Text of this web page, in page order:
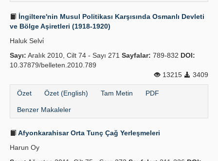
İngiltere'nin Musul Politikası Karşısında Osmanlı Devleti
ve Bölge Aşiretleri (1918-1920)
Haluk Selvi̇
Sayı: Aralık 2010, Cilt 74 - Sayı 271 Sayfalar: 789-832 DOI:
10.37879/belleten.2010.789
13215
3409
Özet Özet (English) Tam Metin PDF
Benzer Makaleler
Afyonkarahisar Orta Tunç Çağ Yerleşmeleri
Harun Oy